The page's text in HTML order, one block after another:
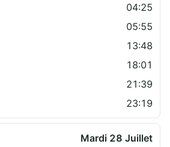
04:25
05:55
13:48
18:01
21:39
23:19
Mardi 28 Juillet